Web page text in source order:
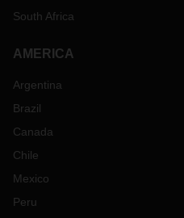
South Africa
AMERICA
Argentina
Brazil
Canada
Chile
Mexico
Peru